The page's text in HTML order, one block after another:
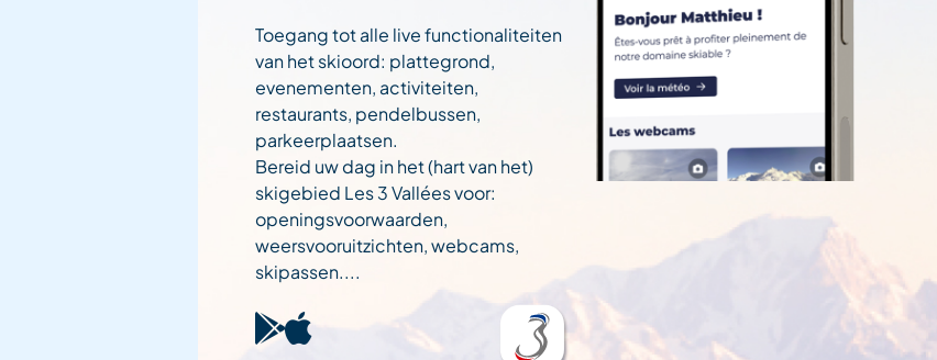
Toegang tot alle live functionaliteiten
van het skioord: plattegrond,
evenementen, activiteiten,
restaurants, pendelbussen,
parkeerplaatsen.
Bereid uw dag in het (hart van het)
skigebied Les 3 Vallées voor:
openingsvoorwaarden,
weersvooruitzichten, webcams,
skipassen....